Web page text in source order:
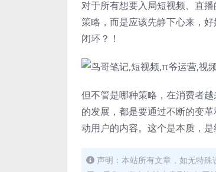
对于所有想要入局短视频、直
策略，而是应该先静下心来，
闭环？！
但不管是哪种策略，在消费者
的发展，都是要通过不断的变
动用户的内容。这个是本质，是
声明：本站所有文章，如无特